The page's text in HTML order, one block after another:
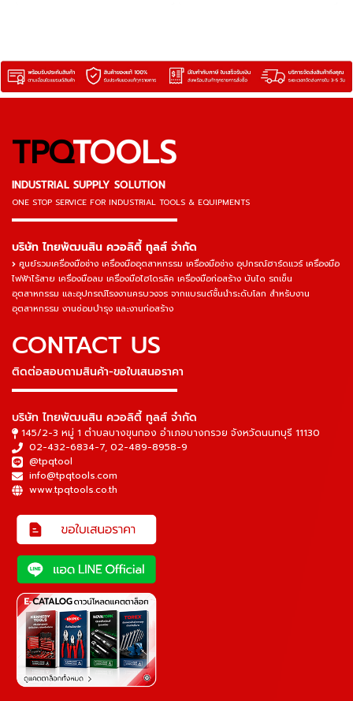
TPQTOOLS
INDUSTRIAL SUPPLY SOLUTION
ONE STOP SERVICE FOR INDUSTRIAL TOOLS & EQUIPMENTS
▬▬▬▬▬▬▬▬▬▬▬▬▬▬▬
บริษัท ไทยพัฒนสิน ควอลิตี้ ทูลส์ จำกัด
ศูนย์รวมเครื่องมือช่าง เครื่องมืออุตสาหกรรม เครื่องมือช่าง อุปกรณ์ฮาร์ดแวร์ เครื่องมือ
ไฟฟ้าไร้สาย เครื่องมือลม เครื่องมือไฮโดรลิค เครื่องมือก่อสร้าง บันได รถเข็น
อุตสาหกรรม และอุปกรณ์โรงงานครบวงจร จากแบรนด์ชั้นนำระดับโลก สำหรับงาน
อุตสาหกรรม งานซ่อมบำรุง และงานก่อสร้าง
CONTACT US
ติดต่อสอบถามสินค้า-ขอใบเสนอราคา
▬▬▬▬▬▬▬▬▬▬▬▬▬▬▬
บริษัท ไทยพัฒนสิน ควอลิตี้ ทูลส์ จำกัด
145/2-3 หมู่ 1 ตำบลบางขุนกอง อำเภอบางกรวย จังหวัดนนทบุรี 11130
02-432-6834-7, 02-489-8958-9
@tpqtool
info@tpqtools.com
www.tpqtools.co.th